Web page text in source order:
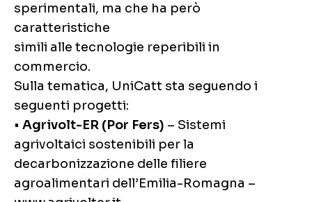
sperimentali, ma che ha però
caratteristiche
simili alle tecnologie reperibili in
commercio.
Sulla tematica, UniCatt sta seguendo i
seguenti progetti:
• Agrivolt-ER (Por Fers) – Sistemi
agrivoltaici sostenibili per la
decarbonizzazione delle filiere
agroalimentari dell’Emilia-Romagna –